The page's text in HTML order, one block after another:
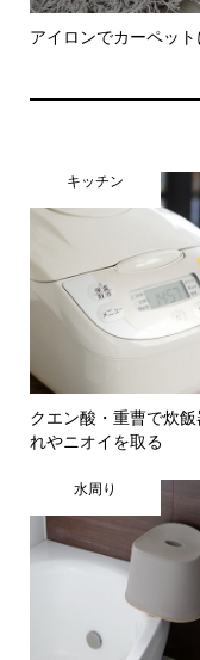
アイロンでカーペッ
キッチン
クエン酸・重曹で炊
れやニオイを取る
水周り